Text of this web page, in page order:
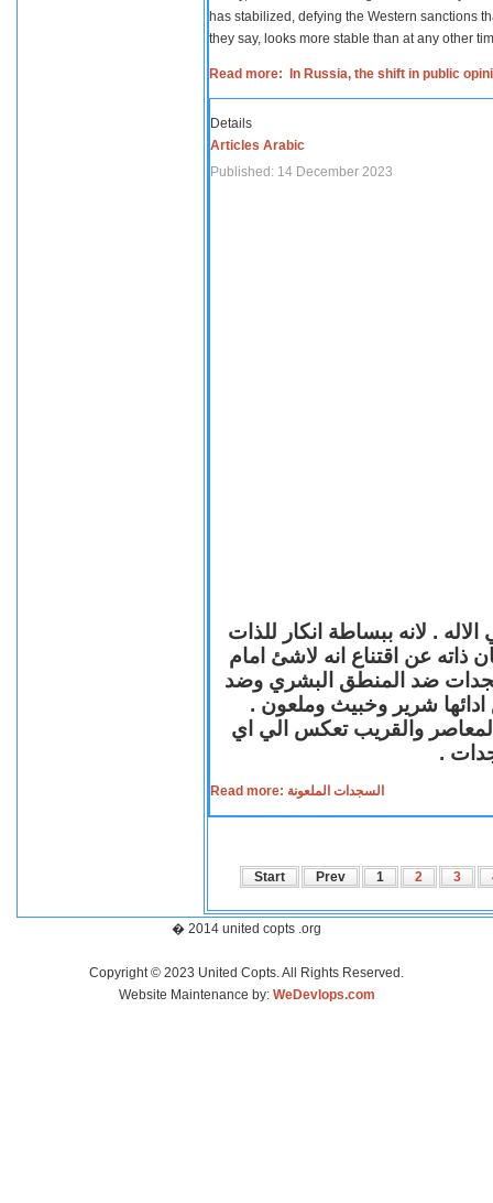
has stabilized, defying the Western sanctions
they say, looks more stable than at any other
Read more: In Russia, the shift in public
Details
Articles Arabic
Published: 14 December 2023
. لانه ببساطة انكار للذات
ذاته عن اقتناع انه لاشئ امام
ضد المنطق البشري وضد
ادائها شرير وخبيث وملعون .
المعاصر والقريب تعكس الي اي
.
Read more: السجدات الملعونة
Start Prev 1 2 3
� 2014 united copts .org
Copyright © 2023 United Copts. All Rights Reserved.
Website Maintenance by: WeDevlops.com